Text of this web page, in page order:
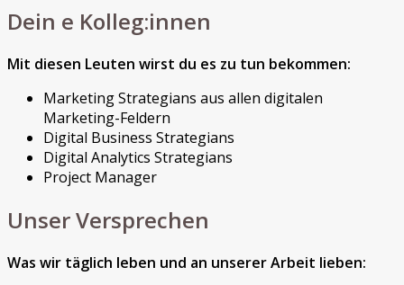
Dein e Kolleg:innen
Mit diesen Leuten wirst du es zu tun bekommen:
Marketing Strategians aus allen digitalen
Marketing-Feldern
Digital Business Strategians
Digital Analytics Strategians
Project Manager
Unser Versprechen
Was wir täglich leben und an unserer Arbeit lieben: